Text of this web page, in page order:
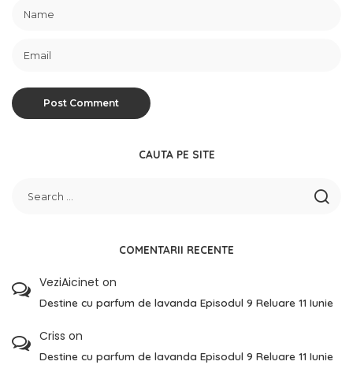
CAUTA PE SITE
COMENTARII RECENTE
VeziAicinet on
Destine cu parfum de lavanda Episodul 9 Reluare 11 Iunie
Criss on
Destine cu parfum de lavanda Episodul 9 Reluare 11 Iunie